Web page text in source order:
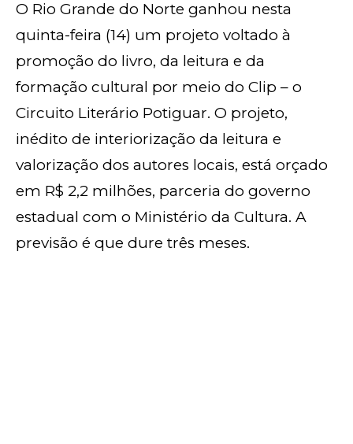
O Rio Grande do Norte ganhou nesta
quinta-feira (14) um projeto voltado à
promoção do livro, da leitura e da
formação cultural por meio do Clip – o
Circuito Literário Potiguar. O projeto,
inédito de interiorização da leitura e
valorização dos autores locais, está orçado
em R$ 2,2 milhões, parceria do governo
estadual com o Ministério da Cultura. A
previsão é que dure três meses.